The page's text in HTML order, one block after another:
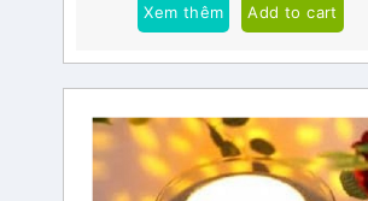
Xem thêm Add to cart